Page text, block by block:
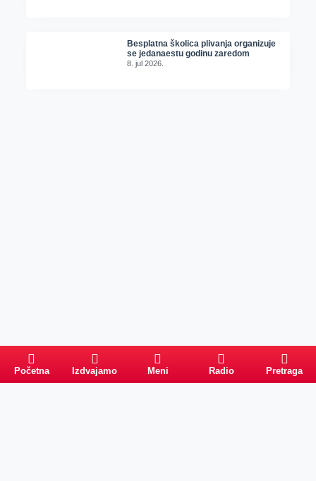
Besplatna školica plivanja organizuje
se jedanaestu godinu zaredom
8. jul 2026.
Početna Izdvajamo Meni Radio Pretraga